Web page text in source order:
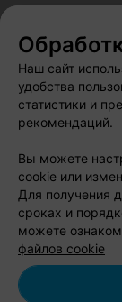
О проекте
Вакансии
Наш сайт
удобства
статистики и
рекомендаций.
Вы можете
cookie или
Для получения
сроках и
можете
файлов cookie